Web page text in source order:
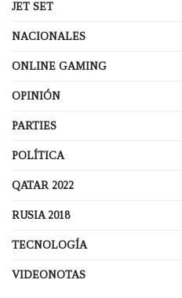
JET SET
NACIONALES
ONLINE GAMING
OPINIÓN
PARTIES
POLÍTICA
QATAR 2022
RUSIA 2018
TECNOLOGÍA
VIDEONOTAS